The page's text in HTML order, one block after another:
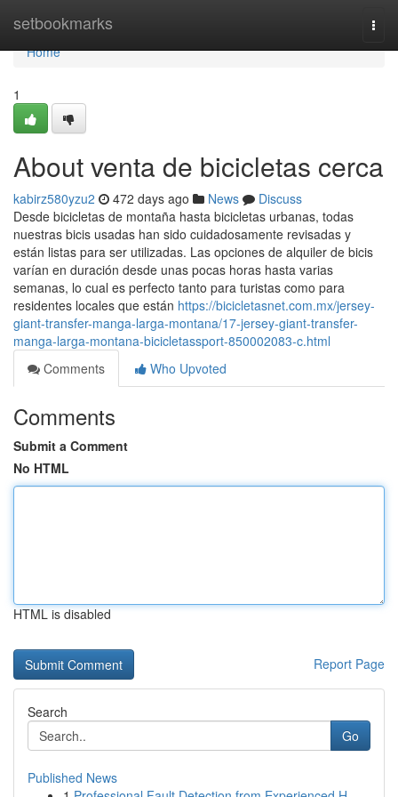
setbookmarks
Home
Home
1
About venta de bicicletas cerca
kabirz580yzu2 472 days ago News
Discuss
Desde bicicletas de montaña hasta bicicletas urbanas, todas
nuestras bicis usadas han sido cuidadosamente revisadas y
están listas para ser utilizadas. Las opciones de alquiler de bicis
varían en duración desde unas pocas horas hasta varias
semanas, lo cual es perfecto tanto para turistas como para
residentes locales que están https://bicicletasnet.com.mx/jersey-
giant-transfer-manga-larga-montana/17-jersey-giant-transfer-
manga-larga-montana-bicicletassport-850002083-c.html
Comments
Who Upvoted
Comments
Submit a Comment
No HTML
HTML is disabled
Report Page
Search
Go
Published News